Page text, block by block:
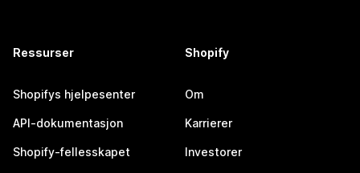
Ressurser
Shopifys hjelpesenter
API-dokumentasjon
Shopify-fellesskapet
Shopify
Om
Karrierer
Investorer